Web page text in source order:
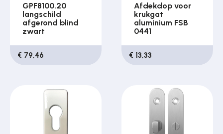
GPF8100.20
langschild
afgerond blind
zwart
€ 79,46
Afdekdop voor
krukgat
aluminium FSB
0441
€ 13,33